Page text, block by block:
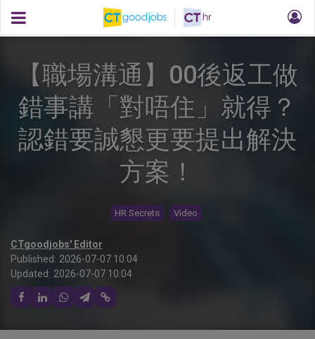
【職場溝通】00後返工做
錯事講「對唔住」就得？
認錯要誠懇更要提出解決
方案！
HR Secrets Video
CTgoodjobs' Editor
Published: 2026-07-07 10:04
Updated: 2026-07-07 10:04